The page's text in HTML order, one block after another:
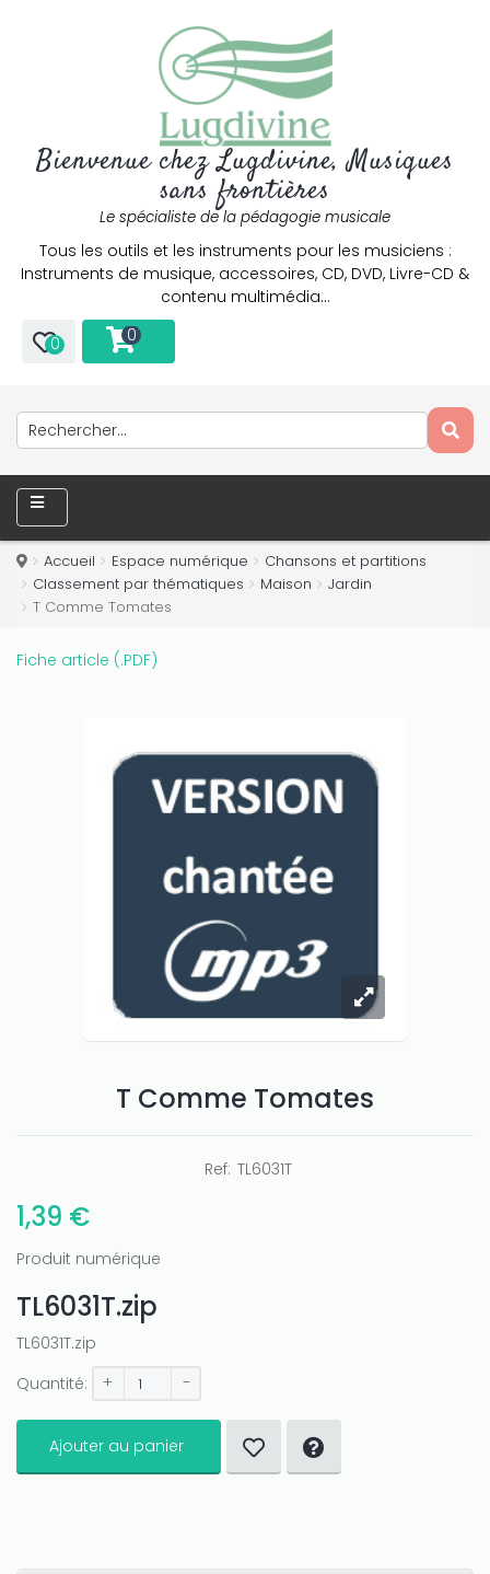
Bienvenue chez Lugdivine, Musiques
sans frontières
Le spécialiste de la pédagogie musicale
Tous les outils et les instruments pour les musiciens :
Instruments de musique, accessoires, CD, DVD, Livre-CD &
contenu multimédia…
0 0
Accueil Espace numérique
Chansons et partitions
Classement par thématiques
Maison
Jardin
T Comme Tomates
Fiche article (.PDF)
T Comme Tomates
Ref: TL6031T
1,39 €
Produit numérique
TL6031T.zip
TL6031T.zip
Quantité:
+ -
Ajouter au panier
Only play atJoo casinoif you really want to win a huge